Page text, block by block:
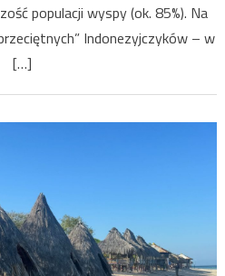
populacji wyspy (ok. 85%). Na
Indonezyjczyków – w
[…]